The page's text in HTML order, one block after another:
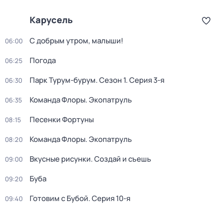
Карусель
06:00 С добрым утром, малыши!
06:25 Погода
06:30 Парк Турум-бурум. Сезон 1. Серия 3-я
06:35 Команда Флоры. Экопатруль
08:15 Песенки Фортуны
08:20 Команда Флоры. Экопатруль
09:00 Вкусные рисунки. Создай и съешь
09:20 Буба
09:40 Готовим с Бубой. Серия 10-я